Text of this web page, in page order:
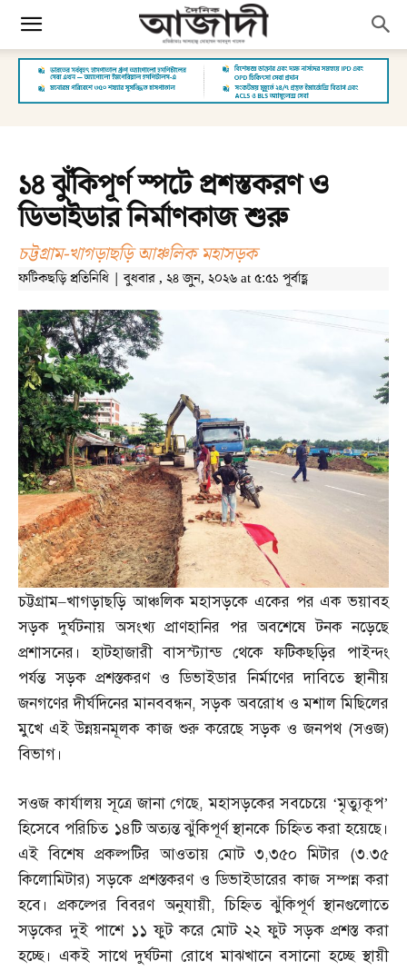
১৪ ঝুঁকিপূর্ণ স্পটে প্রশস্তকরণ ও
ডিভাইডার নির্মাণকাজ শুরু
চট্টগ্রাম-খাগড়াছড়ি আঞ্চলিক মহাসড়ক
ফটিকছড়ি প্রতিনিধি | বুধবার , ২৪ জুন, ২০২৬ at ৫:৫১ পূর্বাহ্ণ
চট্টগ্রাম–খাগড়াছড়ি আঞ্চলিক মহাসড়কে একের পর এক ভয়াবহ
সড়ক দুর্ঘটনায় অসংখ্য প্রাণহানির পর অবশেষে টনক নড়েছে
প্রশাসনের। হাটহাজারী বাসস্ট্যান্ড থেকে ফটিকছড়ির পাইন্দং
পর্যন্ত সড়ক প্রশস্তকরণ ও ডিভাইডার নির্মাণের দাবিতে স্থানীয়
জনগণের দীর্ঘদিনের মানববন্ধন,সড়ক অবরোধ ও মশাল মিছিলের
মুখে এই উন্নয়নমূলক কাজ শুরু করেছে সড়ক ও জনপথ (সওজ)
বিভাগ।
সওজ কার্যালয় সূত্রে জানা গেছে,মহাসড়কের সবচেয়ে ‘মৃত্যুকূপ’
হিসেবে পরিচিত ১৪টি অত্যন্ত ঝুঁকিপূর্ণ স্থানকে চিহ্নিত করা হয়েছে।
এই বিশেষ প্রকল্পটির আওতায় মোট ৩,৩৫০ মিটার (৩.৩৫
কিলোমিটার)সড়কে প্রশস্তকরণ ও ডিভাইডারের কাজ সম্পন্ন করা
হবে। প্রকল্পের বিবরণ অনুযায়ী,চিহ্নিত ঝুঁকিপূর্ণ স্থানগুলোতে
সড়কের দুই পাশে ১১ ফুট করে মোট ২২ ফুট সড়ক প্রশস্ত করা
হচ্ছে। একই সাথে দুর্ঘটনা রোধে মাঝখানে বসানো হচ্ছে স্থায়ী